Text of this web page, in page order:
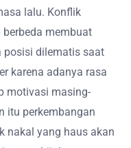
lalu. Konflik
membuat
posisi dilematis saat
karena adanya rasa
motivasi masing-
itu perkembangan
nakal yang haus akan